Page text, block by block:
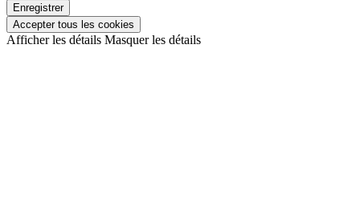
Enregistrer
Accepter tous les cookies
Afficher les détails Masquer les détails